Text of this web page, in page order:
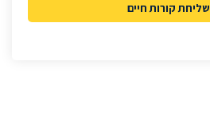
שליחת קורות חיים